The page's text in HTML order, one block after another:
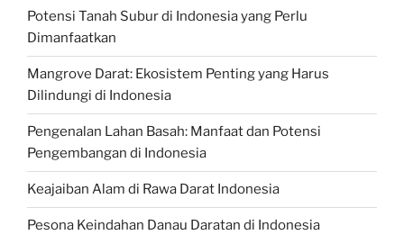
Potensi Tanah Subur di Indonesia yang Perlu
Dimanfaatkan
Mangrove Darat: Ekosistem Penting yang Harus
Dilindungi di Indonesia
Pengenalan Lahan Basah: Manfaat dan Potensi
Pengembangan di Indonesia
Keajaiban Alam di Rawa Darat Indonesia
Pesona Keindahan Danau Daratan di Indonesia